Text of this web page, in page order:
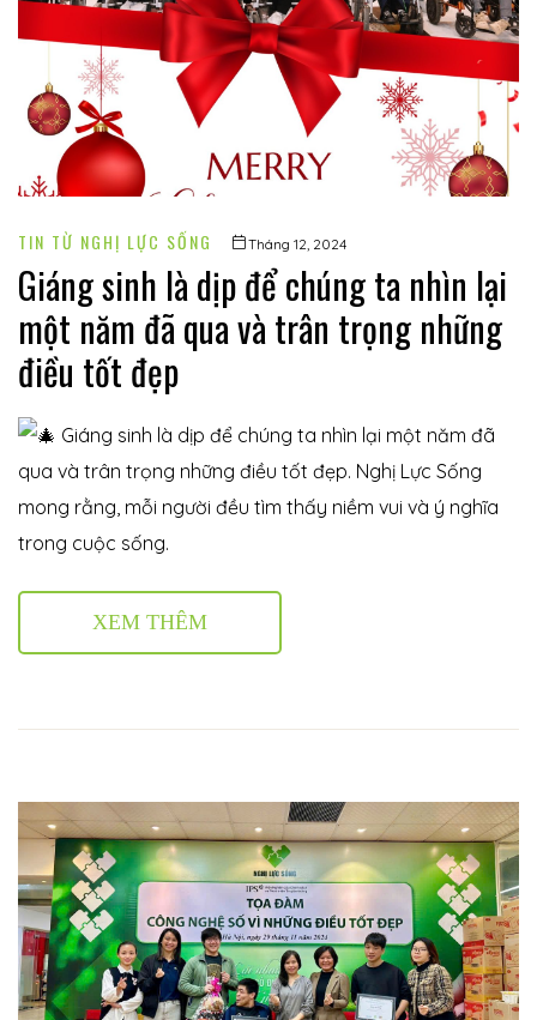
TIN TỪ NGHỊ LỰC SỐNG Tháng 12, 2024
Giáng sinh là dịp để chúng ta nhìn lại
một năm đã qua và trân trọng những
điều tốt đẹp
Giáng sinh là dịp để chúng ta nhìn lại một năm đã
qua và trân trọng những điều tốt đẹp. Nghị Lực Sống
mong rằng, mỗi người đều tìm thấy niềm vui và ý nghĩa
trong cuộc sống.
XEM THÊM